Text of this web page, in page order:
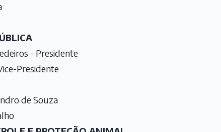
- Presidente
Presidente
de Souza